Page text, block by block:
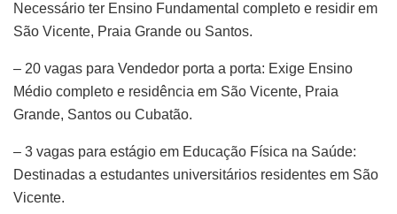
Necessário ter Ensino Fundamental completo e residir em
São Vicente, Praia Grande ou Santos.
– 20 vagas para Vendedor porta a porta: Exige Ensino
Médio completo e residência em São Vicente, Praia
Grande, Santos ou Cubatão.
– 3 vagas para estágio em Educação Física na Saúde:
Destinadas a estudantes universitários residentes em São
Vicente.